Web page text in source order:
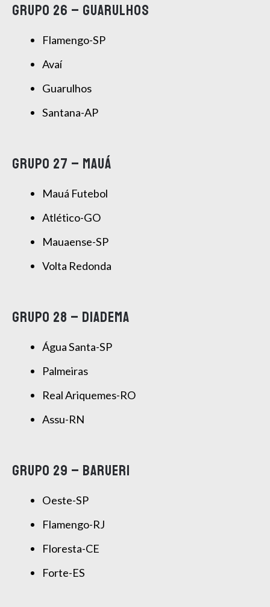
GRUPO 26 – GUARULHOS
Flamengo-SP
Avaí
Guarulhos
Santana-AP
GRUPO 27 – MAUÁ
Mauá Futebol
Atlético-GO
Mauaense-SP
Volta Redonda
GRUPO 28 – DIADEMA
Água Santa-SP
Palmeiras
Real Ariquemes-RO
Assu-RN
GRUPO 29 – BARUERI
Oeste-SP
Flamengo-RJ
Floresta-CE
Forte-ES